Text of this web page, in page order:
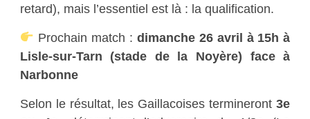
retard), mais l’essentiel est là : la qualification.
Prochain match :dimanche 26 avril à 15h à
Lisle-sur-Tarn (stade de la Noyère) face à
Narbonne
Selon le résultat, les Gaillacoises termineront3e